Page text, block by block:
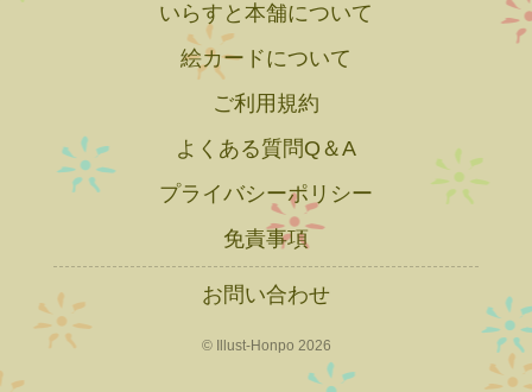
いらすと本舗について
絵カードについて
ご利用規約
よくある質問Q＆A
プライバシーポリシー
免責事項
お問い合わせ
© Illust-Honpo 2026